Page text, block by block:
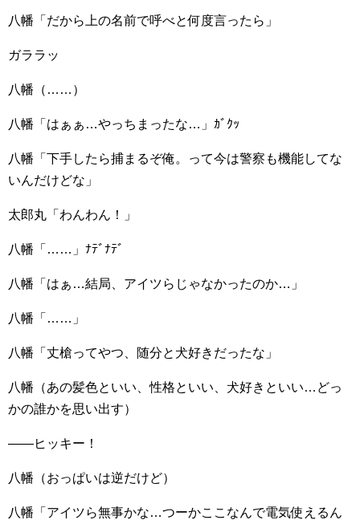
八幡「だから上の名前で呼べと何度言ったら」
ガララッ
八幡（……）
八幡「はぁぁ…やっちまったな…」ｶﾞｸｯ
八幡「下手したら捕まるぞ俺。って今は警察も機能してな
いんだけどな」
太郎丸「わんわん！」
八幡「……」ﾅﾃﾞﾅﾃﾞ
八幡「はぁ…結局、アイツらじゃなかったのか…」
八幡「……」
八幡「丈槍ってやつ、随分と犬好きだったな」
八幡（あの髪色といい、性格といい、犬好きといい…どっ
かの誰かを思い出す）
――ヒッキー！
八幡（おっぱいは逆だけど）
八幡「アイツら無事かな…つーかここなんで電気使えるん